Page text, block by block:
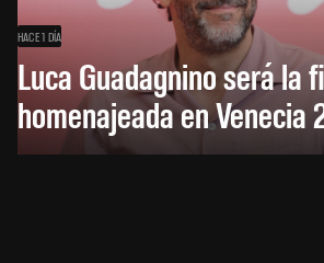
HACE 1 DÍA
Luca Guadagnino será la
homenajeada en Venecia